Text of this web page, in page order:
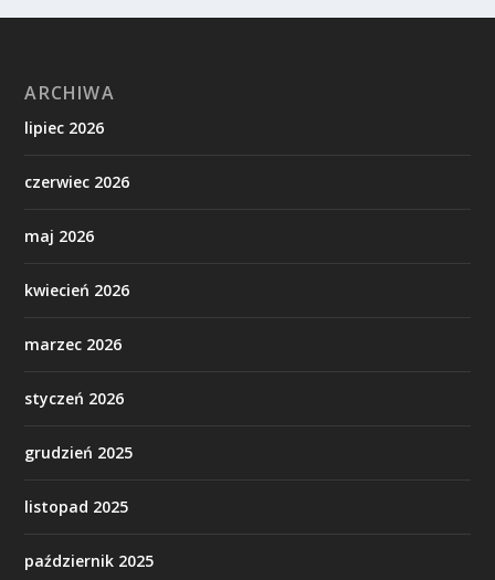
ARCHIWA
lipiec 2026
czerwiec 2026
maj 2026
kwiecień 2026
marzec 2026
styczeń 2026
grudzień 2025
listopad 2025
październik 2025